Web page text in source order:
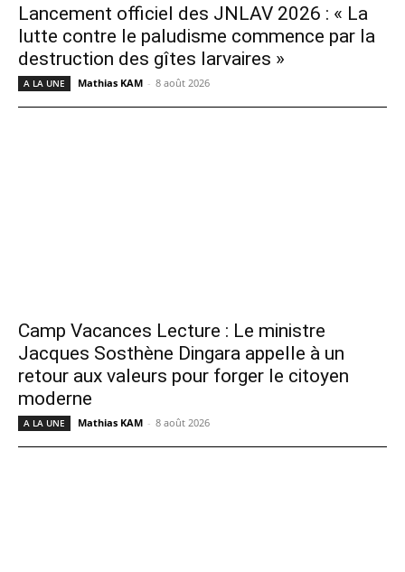
Lancement officiel des JNLAV 2026 : « La
lutte contre le paludisme commence par la
destruction des gîtes larvaires »
A LA UNE Mathias KAM - 8 août 2026
Camp Vacances Lecture : Le ministre
Jacques Sosthène Dingara appelle à un
retour aux valeurs pour forger le citoyen
moderne
A LA UNE Mathias KAM - 8 août 2026